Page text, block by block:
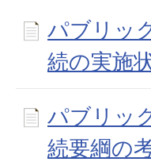
パブリッ
続の実施
パブリッ
続要綱の